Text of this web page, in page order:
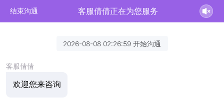
结束沟通 客服倩倩正在为您服务
2026-08-08 02:26:59 开始沟通
客服倩倩
欢迎您来咨询